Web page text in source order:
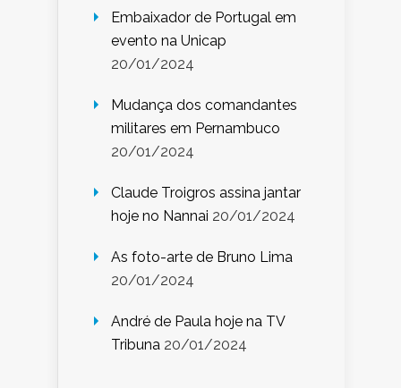
Embaixador de Portugal em
evento na Unicap
20/01/2024
Mudança dos comandantes
militares em Pernambuco
20/01/2024
Claude Troigros assina jantar
hoje no Nannai 20/01/2024
As foto-arte de Bruno Lima
20/01/2024
André de Paula hoje na TV
Tribuna 20/01/2024